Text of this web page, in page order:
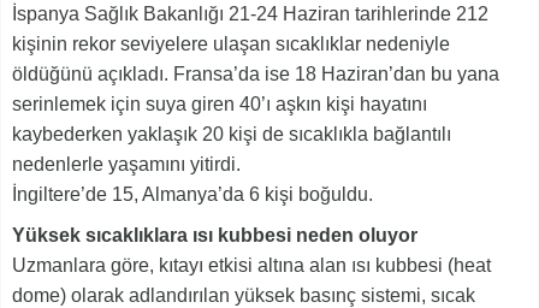
İspanya Sağlık Bakanlığı 21-24 Haziran tarihlerinde 212
kişinin rekor seviyelere ulaşan sıcaklıklar nedeniyle
öldüğünü açıkladı. Fransa’da ise 18 Haziran’dan bu yana
serinlemek için suya giren 40’ı aşkın kişi hayatını
kaybederken yaklaşık 20 kişi de sıcaklıkla bağlantılı
nedenlerle yaşamını yitirdi.
İngiltere’de 15, Almanya’da 6 kişi boğuldu.
Yüksek sıcaklıklara ısı kubbesi neden oluyor
Uzmanlara göre, kıtayı etkisi altına alan ısı kubbesi (heat
dome) olarak adlandırılan yüksek basınç sistemi, sıcak